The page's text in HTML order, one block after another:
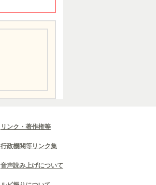
リンク・著作権等
行政機関等リンク集
音声読み上げについて